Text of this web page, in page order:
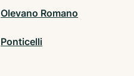
Olevano Romano
Ponticelli